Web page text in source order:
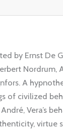
by Ernst De
Nordrum,
A
of civilized
Vera’s
virtue